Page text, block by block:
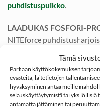
Tämä
Parhaan käyttökokemuksen
evästeitä, laitetietojen
hyväksyminen antaa meille
selauskäyttäytymistä tai yksilöllisiä
antamatta jättäminen tai
puhdistuspuikko.
LAADUKAS FOSFORI-
NITEforce
kuparia, tinaa ja fosforia
kuuluu hyvä
Lisäksi sen kovuus on
pienempi, jolloin se ei